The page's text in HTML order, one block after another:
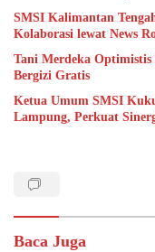
SMSI Kalimantan
Kolaborasi lewat News
Tani Merdeka
Bergizi Gratis
Ketua Umum SMSI
Lampung, Perkuat
Baca Juga